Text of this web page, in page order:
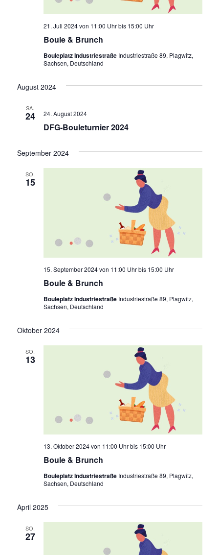
Boule & Brunch
21. Juli 2024 von 11:00 Uhrbis 15:00 Uhr
Bouleplatz Industriestraße Industriestraße 89, Plagwitz,
Sachsen, Deutschland
August 2024
SA.
24
DFG-Bouleturnier 2024
24. August 2024
September 2024
SO.
15
Boule & Brunch
15. September 2024 von 11:00 Uhrbis 15:00 Uhr
Bouleplatz Industriestraße Industriestraße 89, Plagwitz,
Sachsen, Deutschland
Oktober 2024
SO.
13
Boule & Brunch
13. Oktober 2024 von 11:00 Uhrbis 15:00 Uhr
Bouleplatz Industriestraße Industriestraße 89, Plagwitz,
Sachsen, Deutschland
April 2025
SO.
27